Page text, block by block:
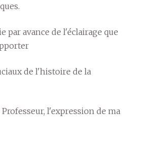
par avance de l'éclairage que
de l'histoire de la
l'expression de ma